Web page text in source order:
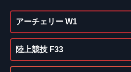
アーチェリー W1
陸上競技 F33